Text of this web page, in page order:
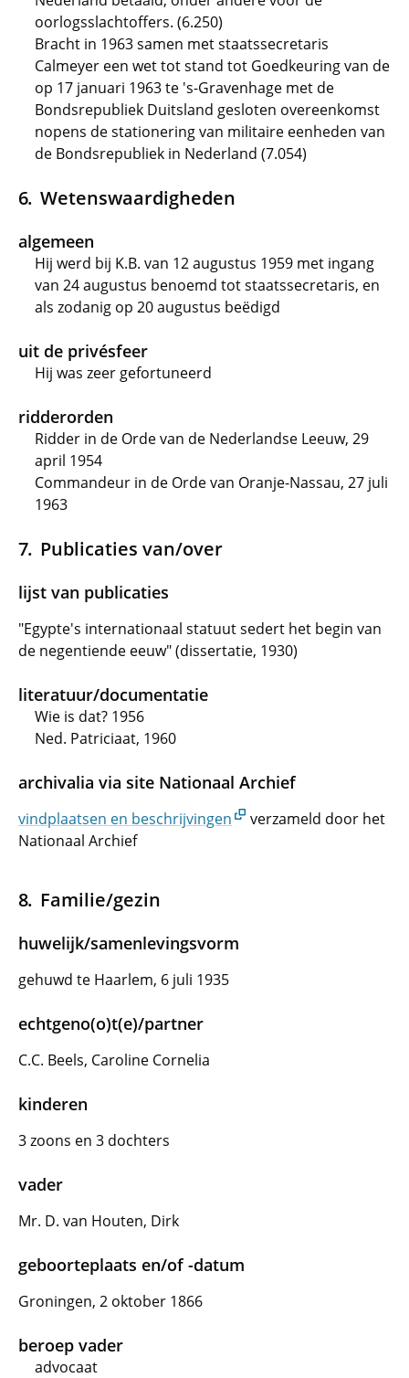
oorlogsslachtoffers. (6.250)
Bracht in 1963 samen met staatssecretaris
Calmeyer een wet tot stand tot Goedkeuring van de
op 17 januari 1963 te 's-Gravenhage met de
Bondsrepubliek Duitsland gesloten overeenkomst
nopens de stationering van militaire eenheden van
de Bondsrepubliek in Nederland (7.054)
Wetenswaardigheden
algemeen
Hij werd bij K.B. van 12 augustus 1959 met ingang
van 24 augustus benoemd tot staatssecretaris, en
als zodanig op 20 augustus beëdigd
uit de privésfeer
Hij was zeer gefortuneerd
ridderorden
Ridder in de Orde van de Nederlandse Leeuw, 29
april 1954
Commandeur in de Orde van Oranje-Nassau, 27 juli
1963
Publicaties van/over
lijst van publicaties
"Egypte's internationaal statuut sedert het begin van
de negentiende eeuw" (dissertatie, 1930)
literatuur/documentatie
Wie is dat? 1956
Ned. Patriciaat, 1960
archivalia via site Nationaal Archief
vindplaatsen en beschrijvingen
verzameld door het
Nationaal Archief
Familie/gezin
huwelijk/samenlevingsvorm
gehuwd te Haarlem, 6 juli 1935
echtgeno(o)t(e)/partner
C.C. Beels, Caroline Cornelia
kinderen
3 zoons en 3 dochters
vader
Mr. D. van Houten, Dirk
geboorteplaats en/of -datum
Groningen, 2 oktober 1866
beroep vader
advocaat